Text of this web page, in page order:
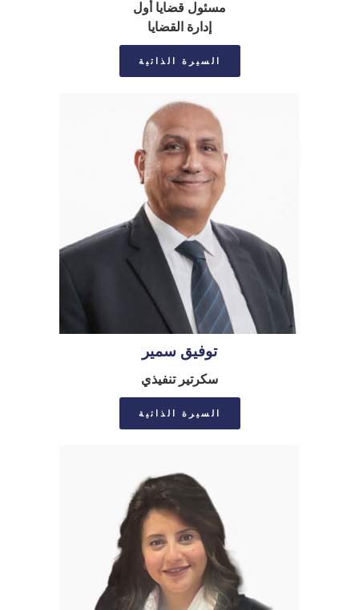
مسئول قضايا أول
إدارة القضايا
السيرة الذاتية
توفيق سمير
سكرتير تنفيذي
السيرة الذاتية